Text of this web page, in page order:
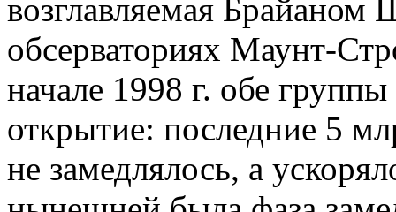
возглавляемая
обсерваториях Маунт-
начале 1998 г. обе
открытие: последние 5
не замедлялось, а